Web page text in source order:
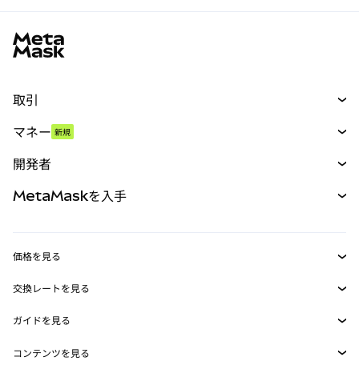
取引
パーペチュアル
RWA
マネー 新規
開発者
MetaMask Connect
Snaps
Web3サービス
MetaMaskを入手
セキュリティ
サポート
価格を見る
イーサリアムの価格
Solanaの価格
交換レートを見る
ETH→USD
USDT→INR
ガイドを見る
ETHの購入
コンテンツを見る